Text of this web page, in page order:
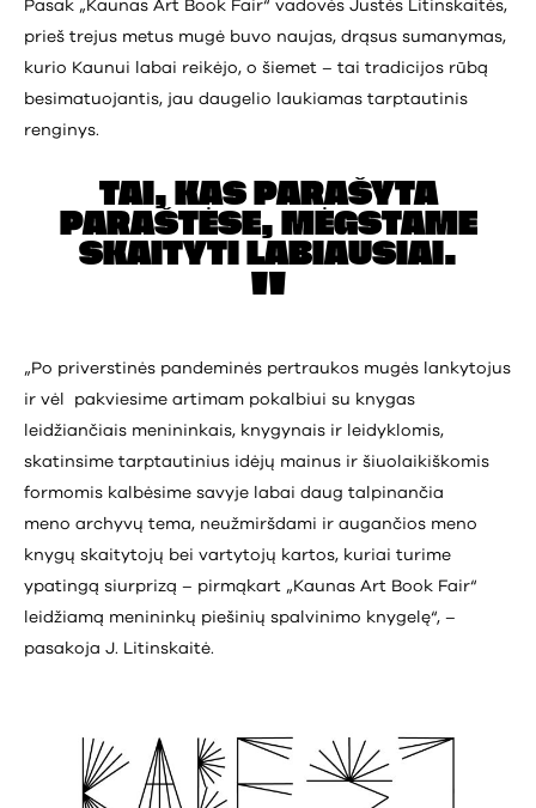
Pasak „Kaunas Art Book Fair“ vadovės Justės Litinskaitės,
prieš trejus metus mugė buvo naujas, drąsus sumanymas,
kurio Kaunui labai reikėjo, o šiemet – tai tradicijos rūbą
besimatuojantis, jau daugelio laukiamas tarptautinis
renginys.
TAI, KAS PARAŠYTA
PARAŠTĖSE, MĖGSTAME
SKAITYTI LABIAUSIAI.
„Po priverstinės pandeminės pertraukos mugės lankytojus
ir vėl pakviesime artimam pokalbiui su knygas
leidžiančiais menininkais, knygynais ir leidyklomis,
skatinsime tarptautinius idėjų mainus ir šiuolaikiškomis
formomis kalbėsime savyje labai daug talpinančia
meno archyvų tema, neužmiršdami ir augančios meno
knygų skaitytojų bei vartytojų kartos, kuriai turime
ypatingą siurprizą – pirmąkart „Kaunas Art Book Fair“
leidžiamą menininkų piešinių spalvinimo knygelę“, –
pasakoja J. Litinskaitė.